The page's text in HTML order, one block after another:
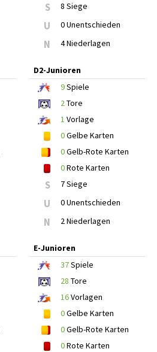
S 8 Siege
U 0 Unentschieden
N 4 Niederlagen
D2-Junioren
9Spiele
2Tore
1 Vorlage
0Gelbe Karten
0Gelb-Rote Karten
0Rote Karten
S 7 Siege
U 0 Unentschieden
N 2 Niederlagen
E-Junioren
37Spiele
28 Tore
16Vorlagen
0Gelbe Karten
0Gelb-Rote Karten
0Rote Karten